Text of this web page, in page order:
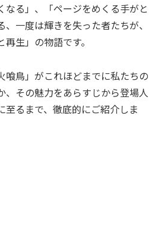
なる」、「ページをめくる手がと
一度は輝きを失った者たちが、
生」の物語です。
喰鳥」がこれほどまでに私たちの
、その魅力をあらすじから登場人
至るまで、徹底的にご紹介しま